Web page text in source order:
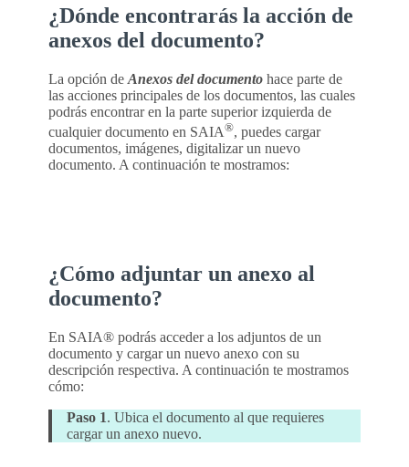
¿Dónde encontrarás la acción de
anexos del documento?
La opción de Anexos del documento hace parte de
las acciones principales de los documentos, las cuales
podrás encontrar en la parte superior izquierda de
cualquier documento en SAIA®, puedes cargar
documentos, imágenes, digitalizar un nuevo
documento. A continuación te mostramos:
¿Cómo adjuntar un anexo al
documento?
En SAIA® podrás acceder a los adjuntos de un
documento y cargar un nuevo anexo con su
descripción respectiva. A continuación te mostramos
cómo:
Paso 1. Ubica el documento al que requieres
cargar un anexo nuevo.